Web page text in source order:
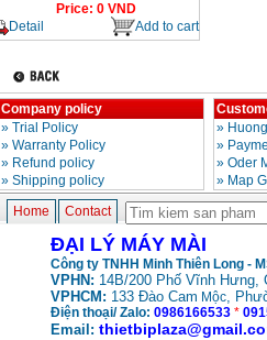
Price: 0 VND
Detail
Add to cart
Company policy
» Trial Policy
» Warranty Policy
» Refund policy
» Shipping policy
»
»
» Oder
» Map
Home Contact
ĐẠI LÝ MÁY MÀI
Công ty TNHH Minh Thiên Long -
VPHN: 14B/200 Phố Vĩnh Hưng,
VPHCM: 133 Đào Cam Mộc,
Điện thoại/ Zalo: 0986166533 *
Email: